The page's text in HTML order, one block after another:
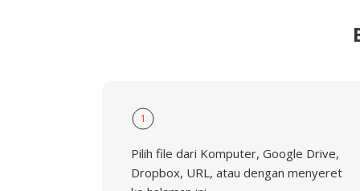
1
Pilih file dari Komputer, Google Drive,
Dropbox, URL, atau dengan menyeret